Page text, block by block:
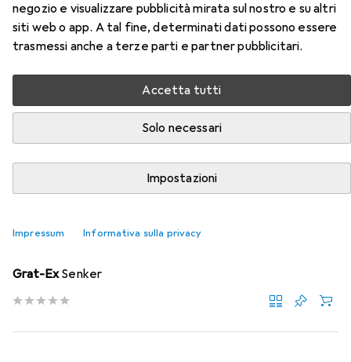
negozio e visualizzare pubblicità mirata sul nostro e su altri
siti web o app. A tal fine, determinati dati possono essere
trasmessi anche a terze parti e partner pubblicitari.
Accetta tutti
Solo necessari
Impostazioni
Impressum Informativa sulla privacy
Accessori per Noga Set di
sbavatori
Qui trovi accessori adatti per il prodotto Noga Set di
sbavatori della categoria Raspa + Lima.
Rilevanza
Elenco dei prodotti
Raspa + Lima
Grat-ExSenker